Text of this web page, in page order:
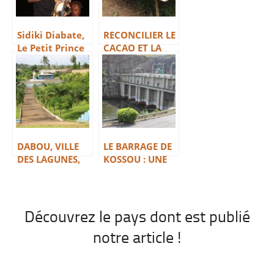
Sidiki Diabate,
Le Petit Prince
De La Kora
RECONCILIER LE
CACAO ET LA
FORÊT
DABOU, VILLE
DES LAGUNES,
LE BARRAGE DE
KOSSOU : UNE
Découvrez le pays dont est publié
notre article !